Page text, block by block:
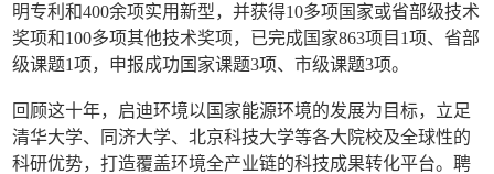
明专利和400余项实用新型，并获得10多项国家或省部级技术
奖项和100多项其他技术奖项，已完成国家863项目1项、省部
级课题1项，申报成功国家课题3项、市级课题3项。
回顾这十年，启迪环境以国家能源环境的发展为目标，立足
清华大学、同济大学、北京科技大学等各大院校及全球性的
科研优势，打造覆盖环境全产业链的科技成果转化平台。聘